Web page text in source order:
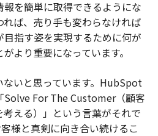
報を簡単に取得できるようにな
れば、売り手も変わらなければ
指す姿を実現するために何が
より重要になっています。
ないと思っています。HubSpot
Solve For The Customer（顧客
える）」という言葉がそれで
様と真剣に向き合い続けるこ